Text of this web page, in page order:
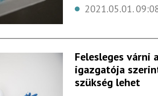
2021.05.01.
Felesleges várni
igazgatója
szükség lehet